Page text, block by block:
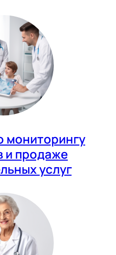
мониторингу
и продаже
услуг